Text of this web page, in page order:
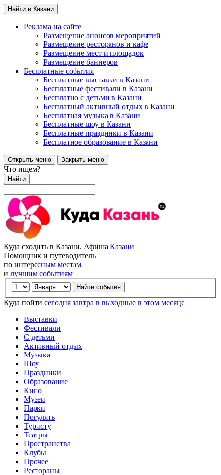
Найти в Казани
Реклама на сайте
Размещение анонсов мероприятий
Размещение ресторанов и кафе
Размещение мест и площадок
Размещение баннеров
Бесплатные события
Бесплатные выставки в Казани
Бесплатные фестивали в Казани
Бесплатно с детьми в Казани
Бесплатный активный отдых в Казани
Бесплатная музыка в Казани
Бесплатные шоу в Казани
Бесплатные праздники в Казани
Бесплатное образование в Казани
Открыть меню Закрыть меню
Что ищем?
Найти
Куда сходить в Казани. Афиша Казани
Помощник и путеводитель
по интересным местам
и лучшим событиям
Куда пойти сегодня завтра в выходные в этом месяце
Выставки
Фестивали
С детьми
Активный отдых
Музыка
Шоу
Праздники
Образование
Кино
Музеи
Парки
Погулять
Туристу
Театры
Пространства
Клубы
Прочее
Рестораны